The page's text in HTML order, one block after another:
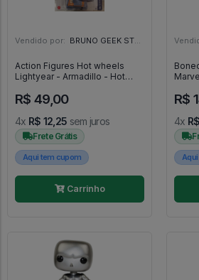
Vendido por: BRUNO GEEK STORE - ES
Action Figures Hot wheels
Lightyear - Armadillo - Hot
R$ 49,00
4x R$ 12,25 sem juros
Frete Grátis
Aqui tem cupom
Carrinho
#848
R$
4x